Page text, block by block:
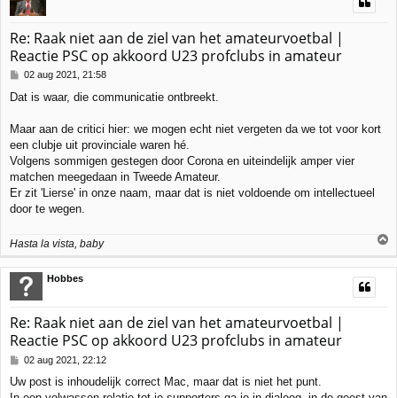
Re: Raak niet aan de ziel van het amateurvoetbal |
Reactie PSC op akkoord U23 profclubs in amateur
B
r
c
02 aug 2021, 21:58
Dat is waar, die communicatie ontbreekt.
Maar aan de critici hier: we mogen echt niet vergeten da we tot voor kort
een clubje uit provinciale waren hé.
Volgens sommigen gestegen door Corona en uiteindelijk amper vier
matchen meegedaan in Tweede Amateur.
Er zit 'Lierse' in onze naam, maar dat is niet voldoende om intellectueel
door te wegen.
Hasta la vista, baby
h
Hobbes
Re: Raak niet aan de ziel van het amateurvoetbal |
Reactie PSC op akkoord U23 profclubs in amateur
B
r
02 aug 2021, 22:12
Uw post is inhoudelijk correct Mac, maar dat is niet het punt.